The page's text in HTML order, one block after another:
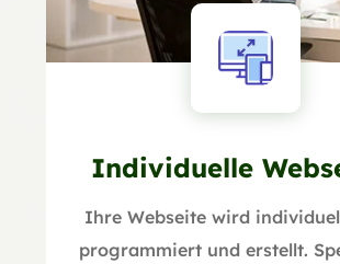
Individuelle
Ihre Webseite wird
programmiert und erstellt.